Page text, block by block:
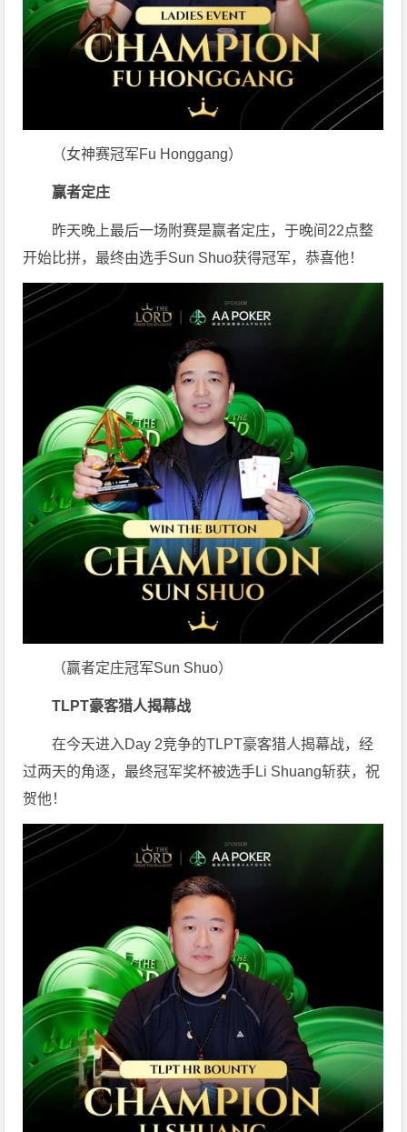
（女神赛冠军Fu Honggang）
赢者定庄
昨天晚上最后一场附赛是赢者定庄，于晚间22点整
开始比拼，最终由选手Sun Shuo获得冠军，恭喜他！
（赢者定庄冠军Sun Shuo）
TLPT豪客猎人揭幕战
在今天进入Day 2竞争的TLPT豪客猎人揭幕战，经
过两天的角逐，最终冠军奖杯被选手Li Shuang斩获，祝
贺他！